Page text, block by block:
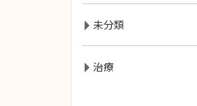
未分類
治療